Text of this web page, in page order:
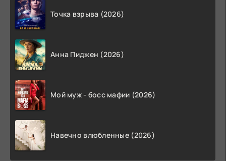
Точка взрыва (2026)
Анна Пиджен (2026)
Мой муж - босс мафии (2026)
Навечно влюбленные (2026)